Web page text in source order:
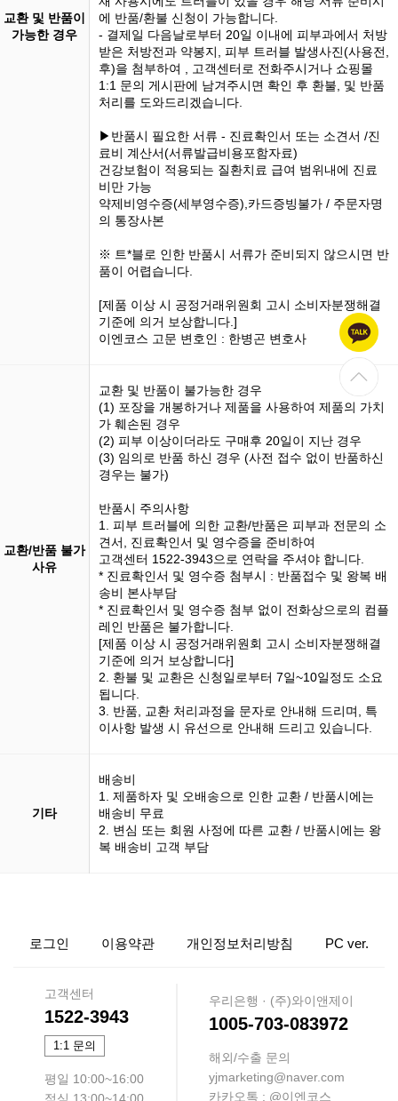
교환 및 반품이
가능한 경우
에 반품/환불 신청이 가능합니다.
- 결제일 다음날로부터 20일 이내에 피부과에서 처방
받은 처방전과 약봉지, 피부 트러블 발생사진(사용전,
후)을 첨부하여 , 고객센터로 전화주시거나 쇼핑몰
1:1 문의 게시판에 남겨주시면 확인 후 환불, 및 반품
처리를 도와드리겠습니다.
▶반품시 필요한 서류 - 진료확인서 또는 소견서 /진
료비 계산서(서류발급비용포함자료)
건강보험이 적용되는 질환치료 급여 범위내에 진료
비만 가능
약제비영수증(세부영수증),카드증빙불가 / 주문자명
의 통장사본
※ 트*블로 인한 반품시 서류가 준비되지 않으시면 반
품이 어렵습니다.
[제품 이상 시 공정거래위원회 고시 소비자분쟁해결
기준에 의거 보상합니다.]
이엔코스 고문 변호인 : 한병곤 변호사
교환/반품 불가
사유
교환 및 반품이 불가능한 경우
(1) 포장을 개봉하거나 제품을 사용하여 제품의 가치
가 훼손된 경우
(2) 피부 이상이더라도 구매후 20일이 지난 경우
(3) 임의로 반품 하신 경우 (사전 접수 없이 반품하신
경우는 불가)
반품시 주의사항
1. 피부 트러블에 의한 교환/반품은 피부과 전문의 소
견서, 진료확인서 및 영수증을 준비하여
고객센터 1522-3943으로 연락을 주셔야 합니다.
* 진료확인서 및 영수증 첨부시 : 반품접수 및 왕복 배
송비 본사부담
* 진료확인서 및 영수증 첨부 없이 전화상으로의 컴플
레인 반품은 불가합니다.
[제품 이상 시 공정거래위원회 고시 소비자분쟁해결
기준에 의거 보상합니다]
2. 환불 및 교환은 신청일로부터 7일~10일정도 소요
됩니다.
3. 반품, 교환 처리과정을 문자로 안내해 드리며, 특
이사항 발생 시 유선으로 안내해 드리고 있습니다.
기타
배송비
1. 제품하자 및 오배송으로 인한 교환 / 반품시에는
배송비 무료
2. 변심 또는 회원 사정에 따른 교환 / 반품시에는 왕
복 배송비 고객 부담
로그인 이용약관 개인정보처리방침 PC ver.
고객센터
1522-3943
1:1 문의
평일 10:00~16:00
점심 13:00~14:00
우리은행 · (주)와이앤제이
1005-703-083972
해외/수출 문의
yjmarketing@naver.com
카카오톡 : @이엔코스